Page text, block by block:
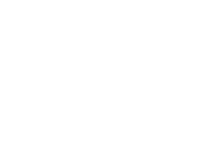
на себя все вопросы